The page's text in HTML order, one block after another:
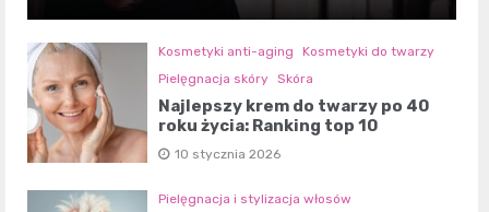
Kosmetyki anti-aging
Kosmetyki do twarzy
Pielęgnacja skóry Skóra
Najlepszy krem do twarzy po 40
roku życia: Ranking top 10
10 stycznia 2026
Pielęgnacja i stylizacja włosów